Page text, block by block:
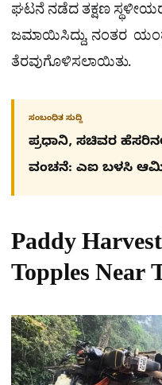
ಘಟನೆ ನಡೆದ ತಕ್ಷಣ
ಜಮಾಯಿಸಿದ್ದು, ನಂತರ
ತೆರವುಗೊಳಿಸಲಾಯಿತು.
ಸಂಬಂಧಿತ ಸುದ್ದಿ
ಪ್ರಧಾನಿ, ಸಚಿವರ
ವಂಚನೆ: ಎಐ ಬಳಸಿ
Paddy
Topples